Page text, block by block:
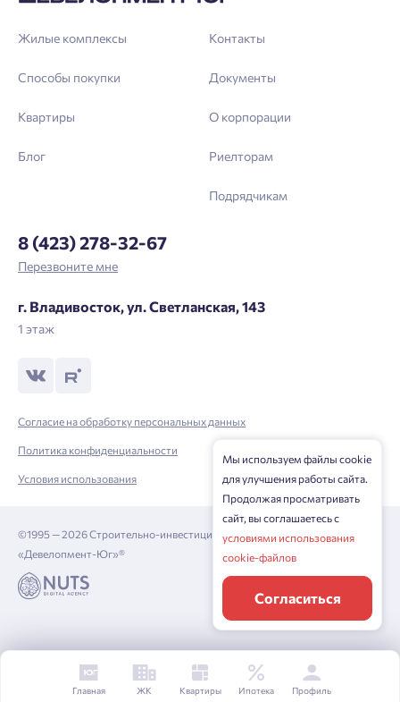
Главная ЖК Квартиры Ипотека Профиль
Жилые комплексы
Способы покупки
Квартиры
Блог
Контакты
Документы
О корпорации
Риелторам
Подрядчикам
8 (423) 278-32-67
Перезвоните мне
г. Владивосток, ул. Светланская, 143
1 этаж
Согласие на обработку персональных данных
Политика конфиденциальности
Условия использования
©1995 — 2026 Строительно-инвестиционная корпорация
«Девелопмент-Юг»®
Мы используем файлы cookie
для улучшения работы сайта.
Продолжая просматривать
сайт, вы соглашаетесь с
условиями использования
cookie-файлов
Согласиться